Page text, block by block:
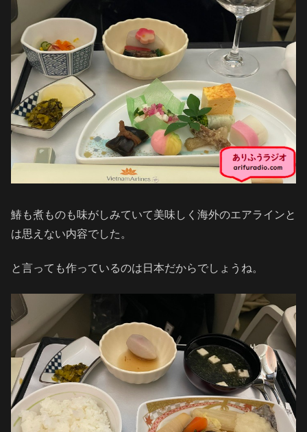
鰆も煮ものも味がしみていて美味しく海外のエアラインと
は思えない内容でした。
と言っても作っているのは日本だからでしょうね。